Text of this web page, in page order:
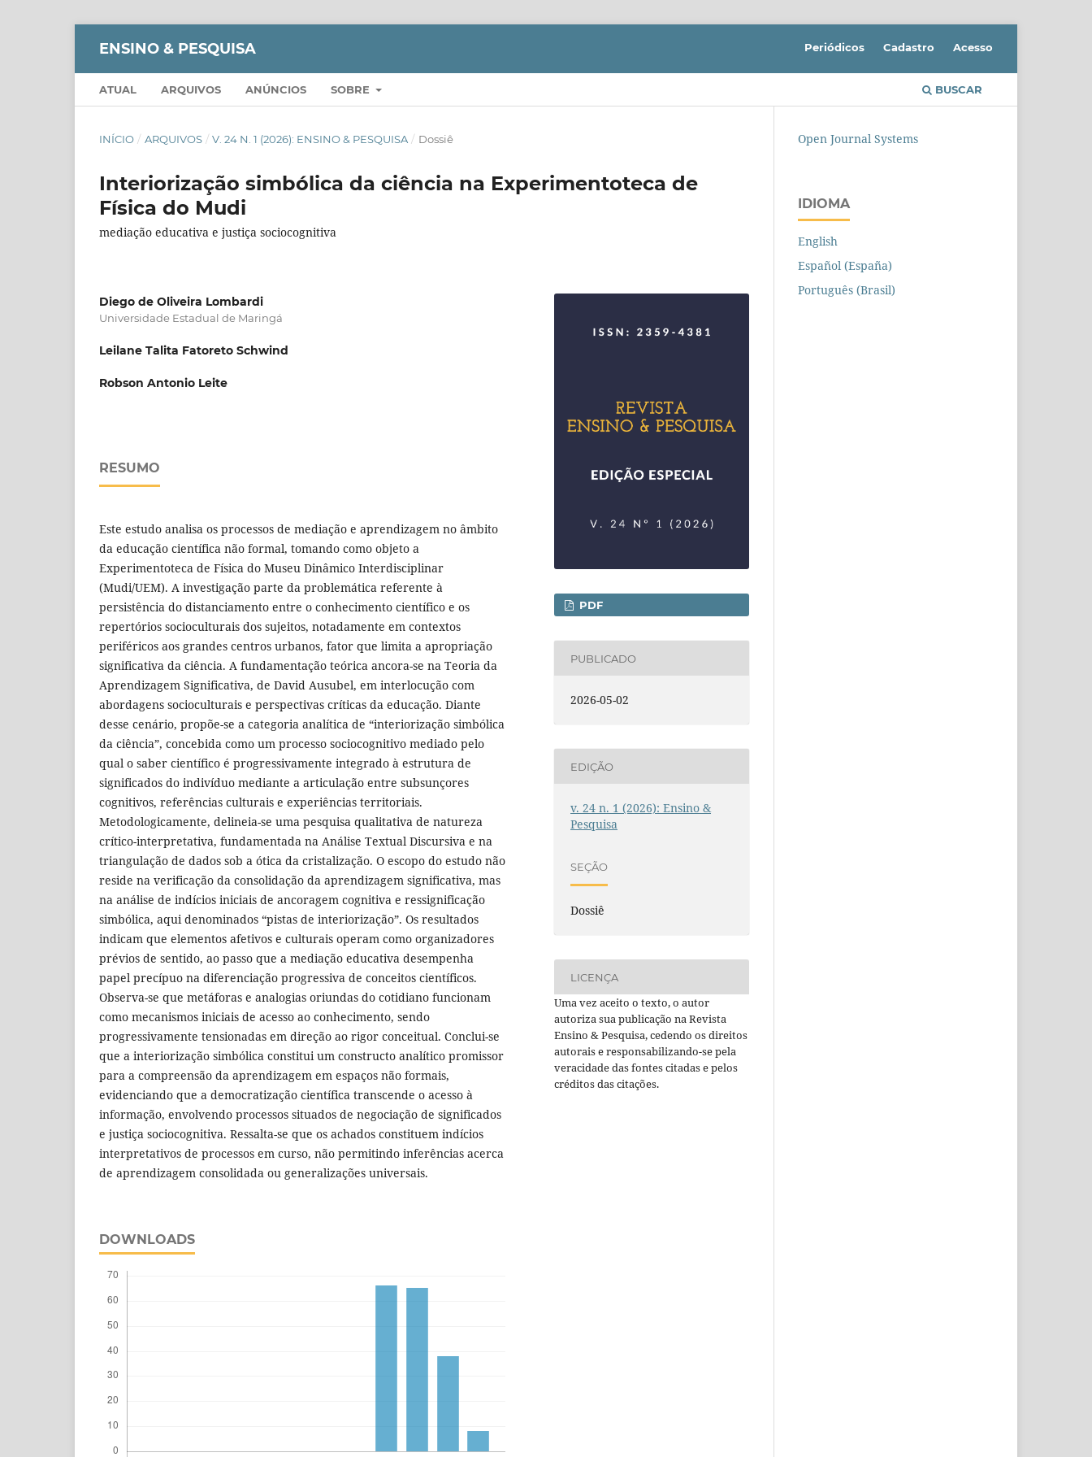
ENSINO & PESQUISA
ATUAL ARQUIVOS ANÚNCIOS SOBRE BUSCAR
Periódicos Cadastro Acesso
INÍCIO / ARQUIVOS / V. 24 N. 1 (2026): ENSINO & PESQUISA / Dossiê
Interiorização simbólica da ciência na Experimentoteca de
Física do Mudi
mediação educativa e justiça sociocognitiva
Diego de Oliveira Lombardi
Universidade Estadual de Maringá
Leilane Talita Fatoreto Schwind
Robson Antonio Leite
RESUMO
Este estudo analisa os processos de mediação e aprendizagem no âmbito
da educação científica não formal, tomando como objeto a
Experimentoteca de Física do Museu Dinâmico Interdisciplinar
(Mudi/UEM). A investigação parte da problemática referente à
persistência do distanciamento entre o conhecimento científico e os
repertórios socioculturais dos sujeitos, notadamente em contextos
periféricos aos grandes centros urbanos, fator que limita a apropriação
significativa da ciência. A fundamentação teórica ancora-se na Teoria da
Aprendizagem Significativa, de David Ausubel, em interlocução com
abordagens socioculturais e perspectivas críticas da educação. Diante
desse cenário, propõe-se a categoria analítica de “interiorização simbólica
da ciência”, concebida como um processo sociocognitivo mediado pelo
qual o saber científico é progressivamente integrado à estrutura de
significados do indivíduo mediante a articulação entre subsunçores
cognitivos, referências culturais e experiências territoriais.
Metodologicamente, delineia-se uma pesquisa qualitativa de natureza
crítico-interpretativa, fundamentada na Análise Textual Discursiva e na
triangulação de dados sob a ótica da cristalização. O escopo do estudo não
reside na verificação da consolidação da aprendizagem significativa, mas
na análise de indícios iniciais de ancoragem cognitiva e ressignificação
simbólica, aqui denominados “pistas de interiorização”. Os resultados
indicam que elementos afetivos e culturais operam como organizadores
prévios de sentido, ao passo que a mediação educativa desempenha
papel precípuo na diferenciação progressiva de conceitos científicos.
Observa-se que metáforas e analogias oriundas do cotidiano funcionam
como mecanismos iniciais de acesso ao conhecimento, sendo
progressivamente tensionadas em direção ao rigor conceitual. Conclui-se
que a interiorização simbólica constitui um constructo analítico promissor
para a compreensão da aprendizagem em espaços não formais,
evidenciando que a democratização científica transcende o acesso à
informação, envolvendo processos situados de negociação de significados
e justiça sociocognitiva. Ressalta-se que os achados constituem indícios
interpretativos de processos em curso, não permitindo inferências acerca
de aprendizagem consolidada ou generalizações universais.
DOWNLOADS
PDF
PUBLICADO
2026-05-02
EDIÇÃO
v. 24 n. 1 (2026): Ensino &
Pesquisa
SEÇÃO
Dossiê
LICENÇA
Uma vez aceito o texto, o autor
autoriza sua publicação na Revista
Ensino & Pesquisa, cedendo os direitos
autorais e responsabilizando-se pela
veracidade das fontes citadas e pelos
créditos das citações.
Open Journal Systems
IDIOMA
English
Español (España)
Português (Brasil)